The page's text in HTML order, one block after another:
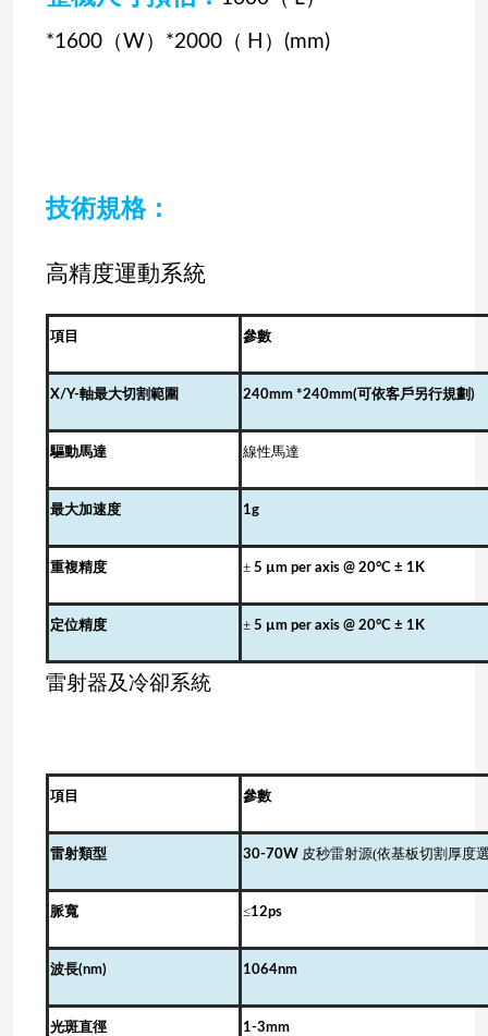
*1600 （W ） *2000 （ H ） (mm)
技術規格：
高精度運動系統
項目 參數
X/Y-軸最大切割範圍 240mm *240mm(可依客戶另行規劃)
驅動馬達 線性馬達
最大加速度 1g
重複精度 ± 5 µm per axis @ 20°C ± 1K
定位精度 ± 5 µm per axis @ 20°C ± 1K
雷射器及冷卻系統
項目 參數
雷射類型 30-70W 皮秒雷射源(依基板切割厚度
脈寬 ≤12ps
波長(nm) 1064nm
光斑直徑 1-3mm